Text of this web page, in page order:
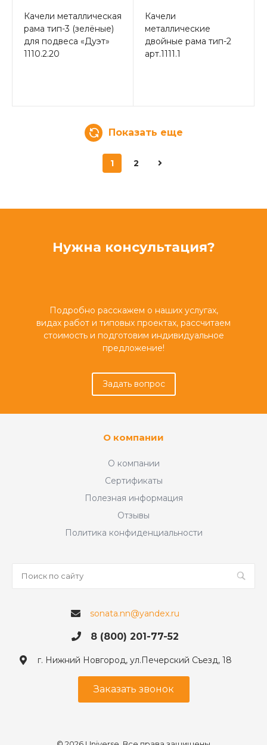
Качели металлическая
рама тип-3 (зелёные)
для подвеса «Дуэт»
1110.2.20
Качели
металлические
двойные рама тип-2
арт.1111.1
Показать еще
1 2
Нужна консультация?
Подробно расскажем о наших услугах,
видах работ и типовых проектах, рассчитаем
стоимость и подготовим индивидуальное
предложение!
Задать вопрос
О компании
О компании
Сертификаты
Полезная информация
Отзывы
Политика конфиденциальности
sonata.nn@yandex.ru
8 (800) 201-77-52
г. Нижний Новгород, ул.Печерский Съезд, 18
Заказать звонок